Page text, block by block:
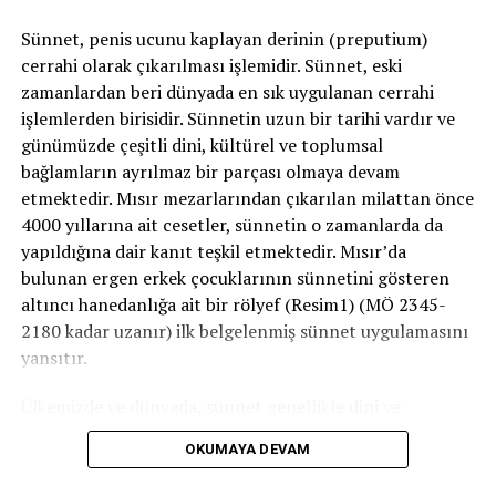
-Damar içindeki kapakçıkların yetersiz gelişimi nedeniyle
olmuş olabilir.
-Özellikle sol taraf testis damarlarında kan basıncının
yüksek olması da bunu yapabilir.
-“Nutcracker” dediğimiz bir fenomenle, testisten çıkan
damarların daha büyük damarlar arasında sıkışmasına
da bağlı olabilir.
-Ergenlikte testise gelen kan akımının, testisten çıkan
kan akımının kaldıramayacağı kadar yüksek olması
durumları da varikosel gelişmesinde sorumlu
tutulmaktadır. Yani genç erkeklerde hızlı cinsel organ
-Ama özellikle sağ tarafta görülen varikosel olgularında
karın içinde bası yapan kitleler de söz konusu olabilir.
Sünnet, penis ucunu kaplayan derinin (preputium)
cerrahi olarak çıkarılması işlemidir. Sünnet, eski
zamanlardan beri dünyada en sık uygulanan cerrahi
işlemlerden birisidir. Sünnetin uzun bir tarihi vardır ve
günümüzde çeşitli dini, kültürel ve toplumsal
bağlamların ayrılmaz bir parçası olmaya devam
etmektedir. Mısır mezarlarından çıkarılan milattan önce
4000 yıllarına ait cesetler, sünnetin o zamanlarda da
yapıldığına dair kanıt teşkil etmektedir. Mısır’da
bulunan ergen erkek çocuklarının sünnetini gösteren
altıncı hanedanlığa ait bir rölyef (Resim1) (MÖ 2345-
2180 kadar uzanır) ilk belgelenmiş sünnet uygulamasını
yansıtır.
geleneksel nedenlerle uygulanır. Ancak bazı tıbbi
zorunluluklar veya koruyucu amaçlarla gerçekleştirilen
OKUMAYA DEVAM